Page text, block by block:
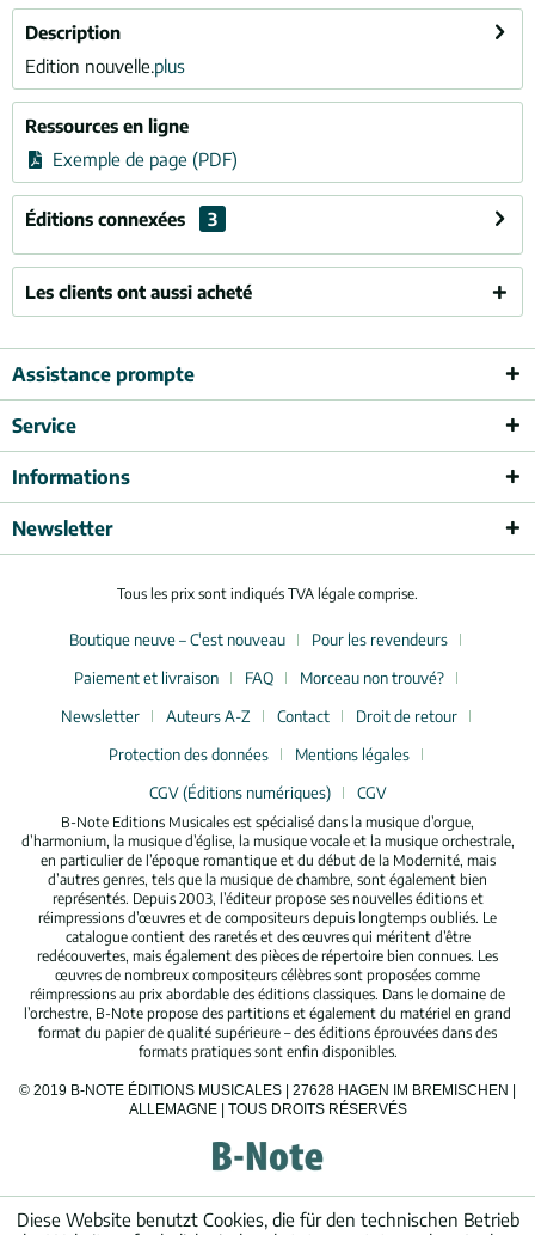
Description
Edition nouvelle.plus
Ressources en ligne
Exemple de page (PDF)
Éditions connexées 3
Les clients ont aussi acheté
Assistance prompte
Service
Informations
Newsletter
Tous les prix sont indiqués TVA légale comprise.
Boutique neuve – C'est nouveau
Pour les revendeurs
Paiement et livraison
FAQ
Morceau non trouvé?
Newsletter
Auteurs A-Z Contact
Droit de retour
Protection des données
Mentions légales
CGV (Éditions numériques)
CGV
B-Note Editions Musicales est spécialisé dans la musique d’orgue,
d’harmonium, la musique d’église, la musique vocale et la musique orchestrale,
en particulier de l’époque romantique et du début de la Modernité, mais
d’autres genres, tels que la musique de chambre, sont également bien
représentés. Depuis 2003, l’éditeur propose ses nouvelles éditions et
réimpressions d’œuvres et de compositeurs depuis longtemps oubliés. Le
catalogue contient des raretés et des œuvres qui méritent d’être
redécouvertes, mais également des pièces de répertoire bien connues. Les
œuvres de nombreux compositeurs célèbres sont proposées comme
réimpressions au prix abordable des éditions classiques. Dans le domaine de
l’orchestre, B-Note propose des partitions et également du matériel en grand
format du papier de qualité supérieure – des éditions éprouvées dans des
formats pratiques sont enfin disponibles.
© 2019 B-NOTE ÉDITIONS MUSICALES | 27628 HAGEN IM BREMISCHEN |
ALLEMAGNE | TOUS DROITS RÉSERVÉS
Diese Website benutzt Cookies, die für den technischen Betrieb